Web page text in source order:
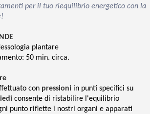
per il tuo riequilibrio energetico con la
plantare
50 min. circa.
con pressioni in punti specifici su
consente di ristabilire l'equilibrio
punto riflette i nostri organi e apparati